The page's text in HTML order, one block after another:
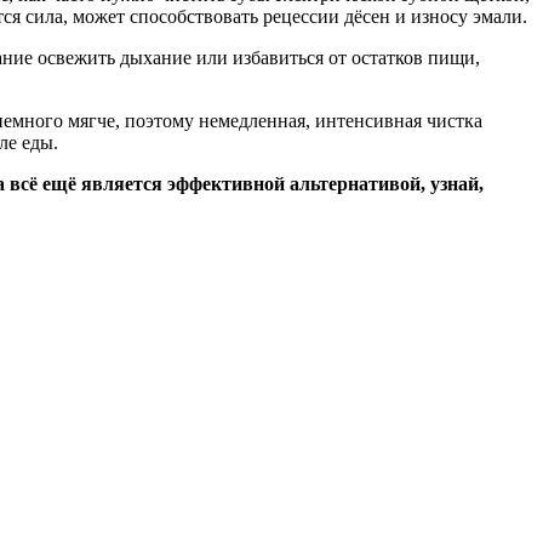
сила, может способствовать рецессии дёсен и износу эмали.
освежить дыхание или избавиться от остатков пищи,
мягче, поэтому немедленная, интенсивная чистка
еды.
ещё является эффективной альтернативой, узнай,